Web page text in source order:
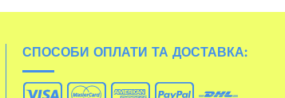
СПОСОБИ ОПЛАТИ ТА ДОСТАВКА: